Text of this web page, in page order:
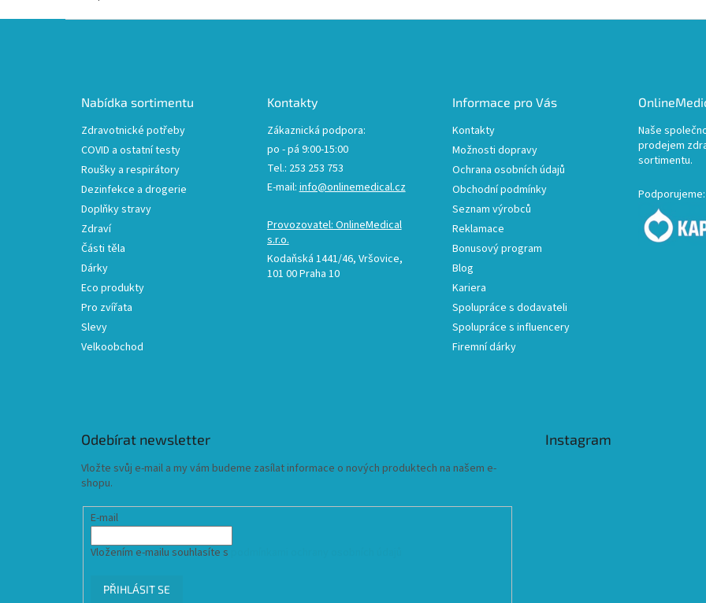
Nabídka sortimentu
Zdravotnické potřeby
COVID a ostatní testy
Roušky a respirátory
Dezinfekce a drogerie
Doplňky stravy
Zdraví
Části těla
Dárky
Eco produkty
Pro zvířata
Slevy
Velkoobchod
Kontakty
Zákaznická podpora:
po - pá 9:00-15:00
Tel.: 253 253 753
E-mail: info@onlinemedical.cz
Provozovatel: OnlineMedical
s.r.o.
Kodaňská 1441/46, Vršovice,
101 00 Praha 10
Informace pro Vás
Kontakty
Možnosti dopravy
Ochrana osobních údajů
Obchodní podmínky
Seznam výrobců
Reklamace
Bonusový program
Blog
Kariera
Spolupráce s dodavateli
Spolupráce s influencery
Firemní dárky
Naše
prodejem
sortimentu.
Podporujeme:
Odebírat newsletter
Vložte svůj e-mail a my vám budeme zasílat informace o nových produktech na našem e-
shopu.
E-mail
Vložením e-mailu souhlasíte s
PŘIHLÁSIT SE
Instagram